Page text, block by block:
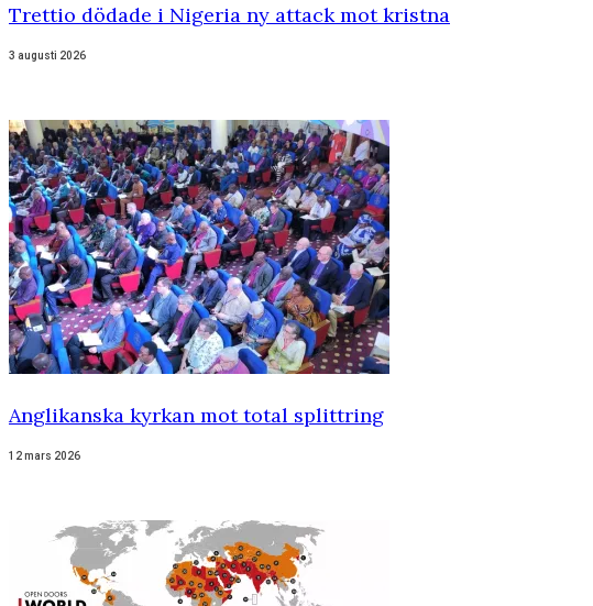
Trettio dödade i Nigeria ny attack mot kristna
3 augusti 2026
Anglikanska kyrkan mot total splittring
12 mars 2026